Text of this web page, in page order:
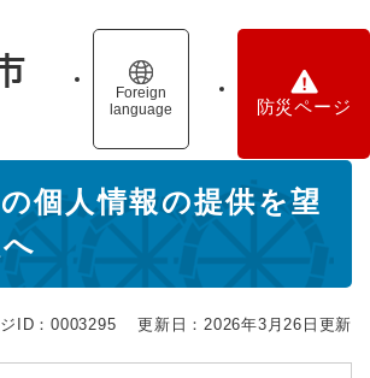
Foreign
language
防災ページ
個人情報の提供を望
ID：0003295 更新日：2026年3月26日更新